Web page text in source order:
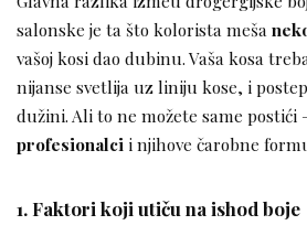
salonske je ta što kolorista meša
vašoj kosi dao dubinu. Vaša kosa
nijanse svetlija uz liniju kose, i
dužini. Ali to ne možete same postići
profesionalci i njihove čarobne
1. Faktori koji utiču na ishod boje